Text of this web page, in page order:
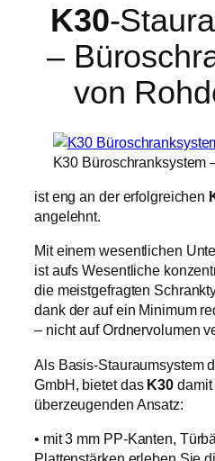
K30-
–
von
K30 Büroschranksystem
ist eng an der erfolgreichen
angelehnt.
Mit einem wesentlichen
ist aufs Wesentliche
die meistgefragten
dank der auf ein Minimum
– nicht auf Ordnervolumen
Als Basis-Stauraumsystem
GmbH, bietet das K30
überzeugenden Ansatz:
• mit 3 mm PP-Kanten,